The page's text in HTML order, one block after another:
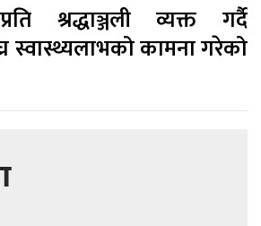
श्रद्धाञ्जली व्यक्त गर्दै
स्वास्थ्यलाभको कामना गरेको